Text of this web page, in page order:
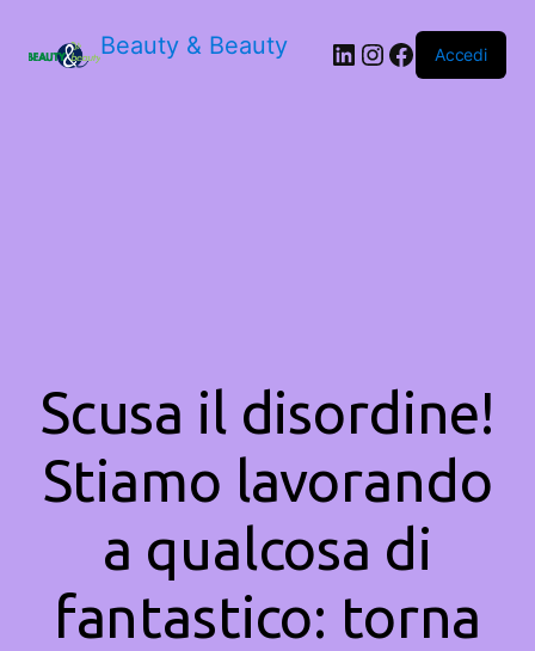
Beauty & Beauty LinkedIn
Instagram
Facebook
Accedi
Scusa il disordine!
Stiamo lavorando
a qualcosa di
fantastico: torna